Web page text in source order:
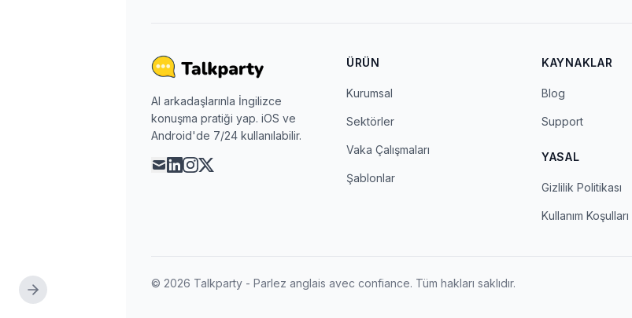
AI arkadaşlarınla İngilizce
konuşma pratiği yap. iOS ve
Android'de 7/24 kullanılabilir.
maillinkedin
instagram
x
ÜRÜN
Kurumsal
Sektörler
Vaka Çalışmaları
Şablonlar
KAYNAKLAR
Blog
Support
YASAL
Gizlilik Politikası
Kullanım Koşulları
© 2026 Talkparty - Parlez anglais avec confiance. Tüm hakları saklıdır.